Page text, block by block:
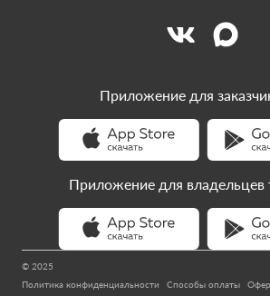
© 2025
Политика конфиденциальности
Способы оплаты
Приложение для
Приложение для владельцев